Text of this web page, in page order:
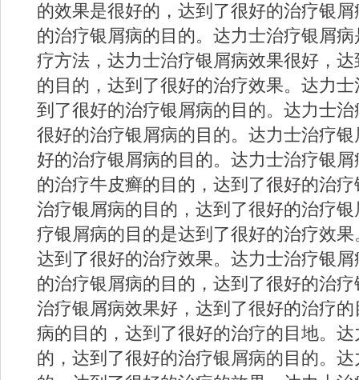
的效果是很好的，达到了很好的治疗银
的治疗银屑病的目的。达力士治疗银屑
疗方法，达力士治疗银屑病效果很好，
的目的，达到了很好的治疗效果。达力
到了很好的治疗银屑病的目的。达力士
很好的治疗银屑病的目的。达力士治疗
好的治疗银屑病的目的。达力士治疗银
的治疗牛皮癣的目的，达到了很好的治
治疗银屑病的目的，达到了很好的治疗
疗银屑病的目的是达到了很好的治疗效
达到了很好的治疗效果。达力士治疗银
的治疗银屑病的目的，达到了很好的治
治疗银屑病效果好，达到了很好的治疗
病的目的，达到了很好的治疗的目地。
的，达到了很好的治疗银屑病的目的。